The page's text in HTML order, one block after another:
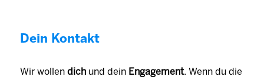
Dein Kontakt
Wir wollen dich und dein Engagement. Wenn du die